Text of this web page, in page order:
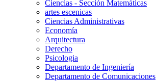
Ciencias - Sección Matemáticas
artes escenicas
Ciencias Administrativas
Economía
Arquitectura
Derecho
Psicologia
Departamento de Ingeniería
Departamento de Comunicaciones